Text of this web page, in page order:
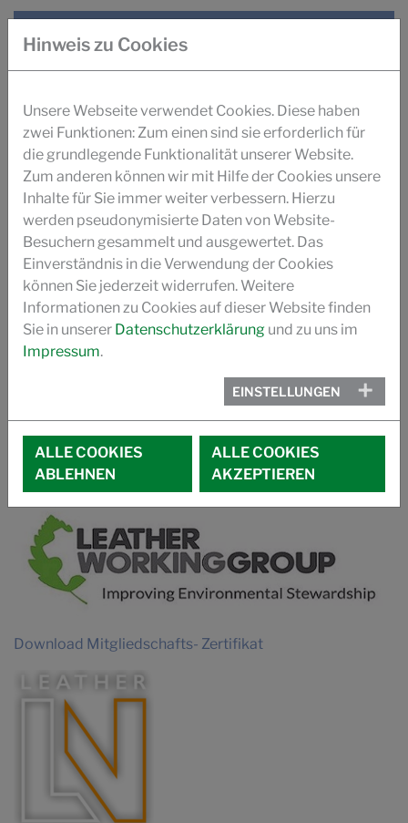
DOWNLOADS SUCCUIR
SUCCUIR- TRIOSE WETWHITE GERBYSTEM
SUCCUIR WHITEPAPER
ZUCKERBASIERTE GERBUNG SUCCUIR (ILM)
GERUCHS- OPTIMIERUNG AUTOLEDER (ILM)
GERBEN MIT ZUCKER (PRO LEDER)
SUCCUIR GESCHICHTE
IMAGEFILM SUCCUIR
MITGLIEDSCHAFTEN
Download Mitgliedschafts- Zertifikat
Hinweis zu Cookies
Unsere Webseite verwendet Cookies. Diese haben
zwei Funktionen: Zum einen sind sie erforderlich für
die grundlegende Funktionalität unserer Website.
Zum anderen können wir mit Hilfe der Cookies unsere
Inhalte für Sie immer weiter verbessern. Hierzu
werden pseudonymisierte Daten von Website-
Besuchern gesammelt und ausgewertet. Das
Einverständnis in die Verwendung der Cookies
können Sie jederzeit widerrufen. Weitere
Informationen zu Cookies auf dieser Website finden
Sie in unserer Datenschutzerklärung und zu uns im
Impressum.
EINSTELLUNGEN
ALLE COOKIES
ABLEHNEN
ALLE COOKIES
AKZEPTIEREN